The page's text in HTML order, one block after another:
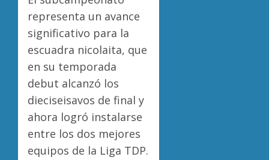
representa un avance
significativo para la
escuadra nicolaita, que
en su temporada
debut alcanzó los
dieciseisavos de final y
ahora logró instalarse
entre los dos mejores
equipos de la Liga TDP.